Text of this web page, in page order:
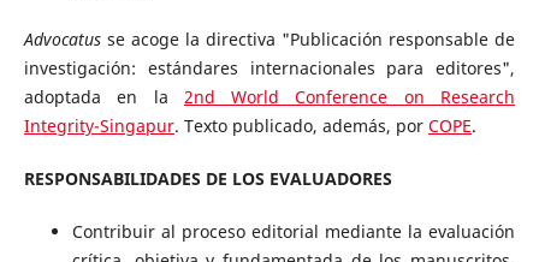
Advocatus se acoge la directiva "Publicación responsable de
investigación: estándares internacionales para editores",
adoptada en la 2nd World Conference on Research
Integrity-Singapur. Texto publicado, además, por COPE.
RESPONSABILIDADES DE LOS EVALUADORES
Contribuir al proceso editorial mediante la evaluación